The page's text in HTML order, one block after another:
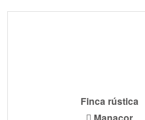
Finca rústica